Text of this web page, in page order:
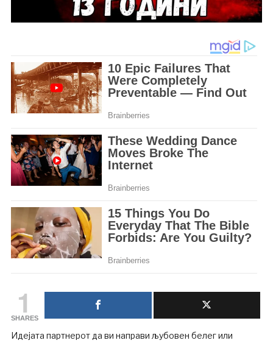
1
SHARES
Идејата партнерот да ви направи љубовен белег или